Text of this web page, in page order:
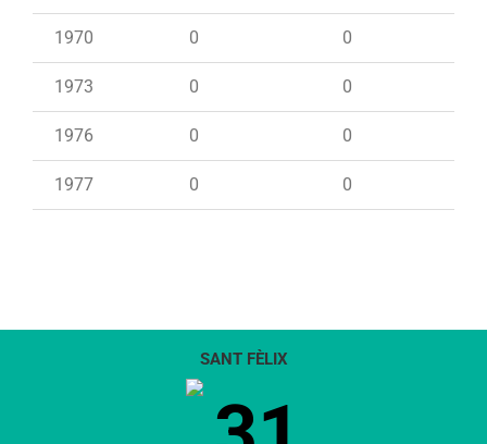
1970 0 0
1973 0 0
1976 0 0
1977 0 0
SANT FÈLIX